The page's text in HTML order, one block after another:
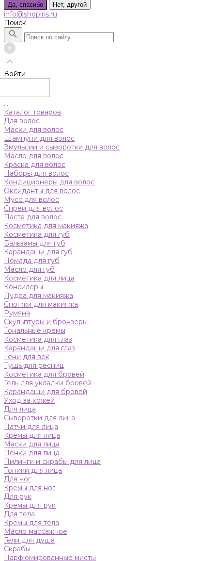
Да, спасибо Нет, другой
info@shopiris.ru
Поиск
Войти
...
Каталог товаров
Для волос
Маски для волос
Шампуни для волос
Эмульсии и сыворотки для волос
Масло для волос
Краска для волос
Наборы для волос
Кондиционеры для волос
Оксиданты для волос
Мусс для волос
Спреи для волос
Паста для волос
Косметика для макияжа
Косметика для губ
Бальзамы для губ
Карандаши для губ
Помада для губ
Масло для губ
Косметика для лица
Консилеры
Пудра для макияжа
Спонжи для макияжа
Румяна
Скульптуры и бронзеры
Тональные кремы
Косметика для глаз
Карандаши для глаз
Тени для век
Тушь для ресниц
Косметика для бровей
Гель для укладки бровей
Карандаши для бровей
Уход за кожей
Для лица
Сыворотки для лица
Патчи для лица
Кремы для лица
Маски для лица
Пенки для лица
Пилинги и скрабы для лица
Тоники для лица
Для ног
Кремы для ног
Для рук
Кремы для рук
Для тела
Кремы для тела
Масло массажное
Гели для душа
Скрабы
Парфюмированные мисты